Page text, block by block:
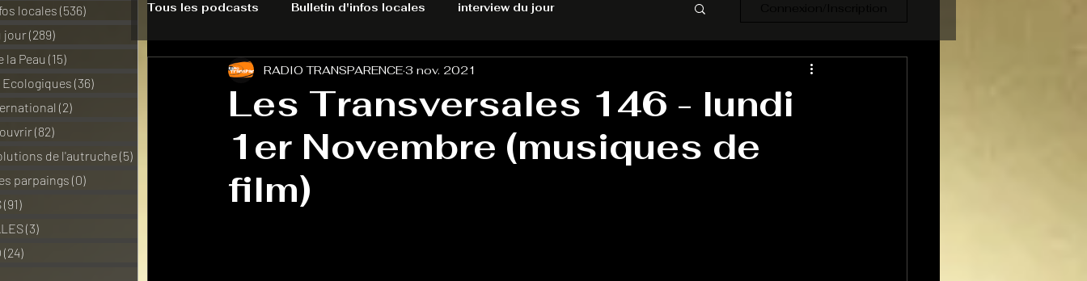
locales (536)
jour(289)
la Peau (15)
(36)
(2)
(82)
de l'autruche(5)
parpaings (0)
(91)
(3)
(24)
Tous les podcasts Bulletin d'infos locales interview du jour
A l'Ecoute de la Peau Alternatives Ecologiques
Bulles à découvrir Bonnes résolutions de l'autruche
Du pain et des parpaings
Les Transversales 146 - lundi
1er Novembre (musiques de
film)
RADIO TRANSPARENCE3 nov. 2021